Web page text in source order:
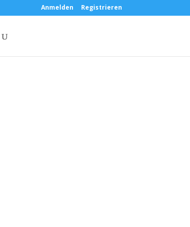
Anmelden Registrieren